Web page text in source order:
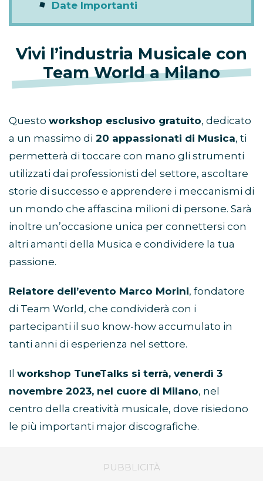
Date Importanti
Vivi l’industria Musicale con
Team World a Milano
Questo workshop esclusivo gratuito, dedicato
a un massimo di 20 appassionati di Musica, ti
permetterà di toccare con mano gli strumenti
utilizzati dai professionisti del settore, ascoltare
storie di successo e apprendere i meccanismi di
un mondo che affascina milioni di persone. Sarà
inoltre un’occasione unica per connettersi con
altri amanti della Musica e condividere la tua
passione.
Relatore dell’evento Marco Morini, fondatore
di Team World, che condividerà con i
partecipanti il suo know-how accumulato in
tanti anni di esperienza nel settore.
Il workshop TuneTalks si terrà, venerdì 3
novembre 2023, nel cuore di Milano, nel
centro della creatività musicale, dove risiedono
le più importanti major discografiche.